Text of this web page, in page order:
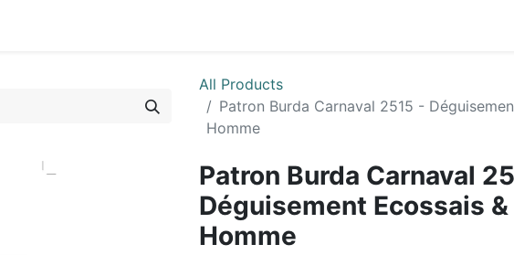
All Products
Patron Burda Carnaval 2515 -
Homme
Patron Burda Carnaval
Déguisement Ecossais
Homme